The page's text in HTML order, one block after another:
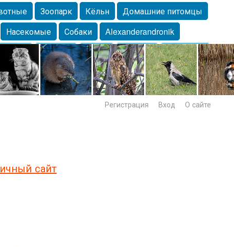
Зоопарк Кёльн
Домашние питомцы
Насекомые Собаки
Alexanderandronik
Морда Собачка Осень Портрет
Домашние
Lebert Дикие птицы Утка Самара
Лебеди
Регистрация Вход О сайте
сайт